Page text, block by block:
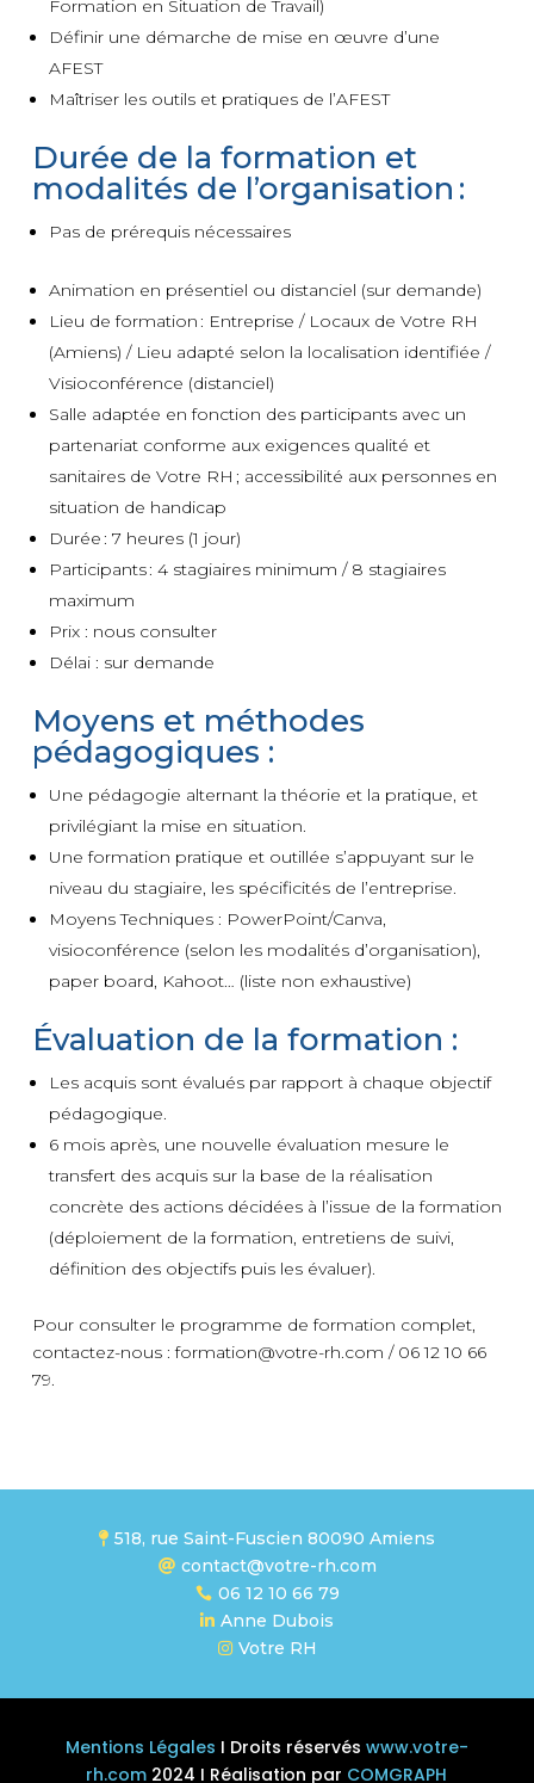
Formation en Situation de Travail)
Définir une démarche de mise en œuvre d’une
AFEST
Maîtriser les outils et pratiques de l’AFEST
Durée de la formation et
modalités de l’organisation :
Pas de prérequis nécessaires
Animation en présentiel ou distanciel (sur demande)
Lieu de formation : Entreprise / Locaux de Votre RH
(Amiens) / Lieu adapté selon la localisation identifiée /
Visioconférence (distanciel)
Salle adaptée en fonction des participants avec un
partenariat conforme aux exigences qualité et
sanitaires de Votre RH ; accessibilité aux personnes en
situation de handicap
Durée : 7 heures (1 jour)
Participants : 4 stagiaires minimum / 8 stagiaires
maximum
Prix : nous consulter
Délai : sur demande
Moyens et méthodes
pédagogiques :
Une pédagogie alternant la théorie et la pratique, et
privilégiant la mise en situation.
Une formation pratique et outillée s’appuyant sur le
niveau du stagiaire, les spécificités de l’entreprise.
Moyens Techniques : PowerPoint/Canva,
visioconférence (selon les modalités d’organisation),
paper board, Kahoot… (liste non exhaustive)
Évaluation de la formation :
Les acquis sont évalués par rapport à chaque objectif
pédagogique.
6 mois après, une nouvelle évaluation mesure le
transfert des acquis sur la base de la réalisation
concrète des actions décidées à l’issue de la formation
(déploiement de la formation, entretiens de suivi,
définition des objectifs puis les évaluer).
Pour consulter le programme de formation complet,
contactez-nous : formation@votre-rh.com / 06 12 10 66
79.
 518, rue Saint-Fuscien 80090 Amiens
 contact@votre-rh.com
 06 12 10 66 79
 Anne Dubois
 Votre RH
Mentions Légales I Droits réservés www.votre-
rh.com 2024 I Réalisation par COMGRAPH